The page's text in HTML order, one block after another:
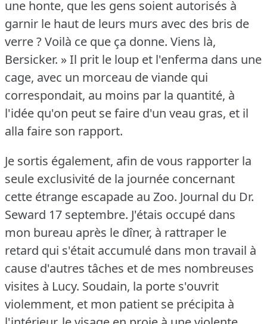
une honte, que les gens soient autorisés à
garnir le haut de leurs murs avec des bris de
verre ?Voilà ce que ça donne. Viens là,
Bersicker. » Il prit le loup et l'enferma dans une
cage, avec un morceau de viande qui
correspondait, au moins par la quantité, à
l'idée qu'on peut se faire d'un veau gras, et il
alla faire son rapport.
Je sortis également, afin de vous rapporter la
seule exclusivité de la journée concernant
cette étrange escapade au Zoo. Journal du Dr.
Seward 17 septembre. J'étais occupé dans
mon bureau après le dîner, à rattraper le
retard qui s'était accumulé dans mon travail à
cause d'autres tâches et de mes nombreuses
visites à Lucy. Soudain, la porte s'ouvrit
violemment, et mon patient se précipita à